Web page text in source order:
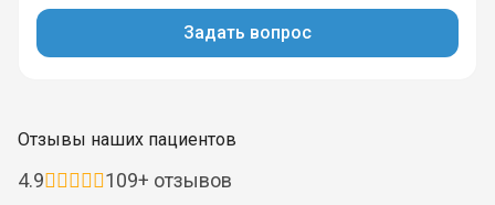
Задать вопрос
Отзывы наших пациентов
4.9 109+ отзывов